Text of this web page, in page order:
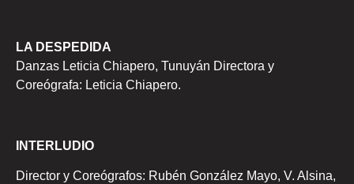
LA DESPEDIDA
Danzas Leticia Chiapero, Tunuyán Directora y
Coreógrafa: Leticia Chiapero.
INTERLUDIO
Director y Coreógrafos: Rubén González Mayo, V. Alsina,